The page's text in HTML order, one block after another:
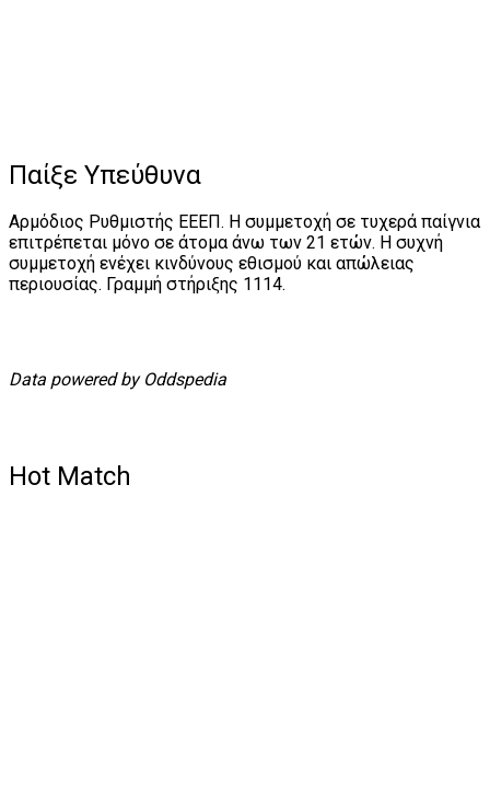
Παίξε Υπεύθυνα
Αρμόδιος Ρυθμιστής ΕΕΕΠ. Η συμμετοχή σε τυχερά παίγνια
επιτρέπεται μόνο σε άτομα άνω των 21 ετών. Η συχνή
συμμετοχή ενέχει κινδύνους εθισμού και απώλειας
περιουσίας. Γραμμή στήριξης 1114.
Data powered by Oddspedia
Hot Match